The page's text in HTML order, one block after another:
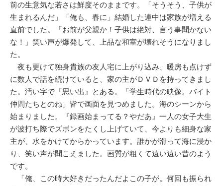
前の生意気な若さは鮮度そのままです。「そうそう、子供が
生まれるんだ」「俺も、春に」結婚した連中は家族が増える
直前でした。「お前が父親か！子供は絶対、言う事聞かない
な！」笑い声が爆発して、上品な和室が壊れそうになりまし
た。
夜も更けて独身貴族の友人宅に上がり込み、暖房も点けず
に数人で話を続けていると、家の主がＤＶＤを持ってきまし
た。汚い字で『思い出』とある。「学生時代の映像。バイト
仲間たちとのね」皆で画面を見つめました。海のシーンから
始まりました。『録画始まってる？やだあ』一人の女子大生
が波打ち際でズボンをたくし上げていて、今よりも細身な家
主が、水をかけてからかっています。誰かが滑って海に浸か
り、笑い声が聞こえました。画質が粗くて遠い遠い昔のよう
です。
「俺、この時大好きだったんだよこの子が。何回も振られ